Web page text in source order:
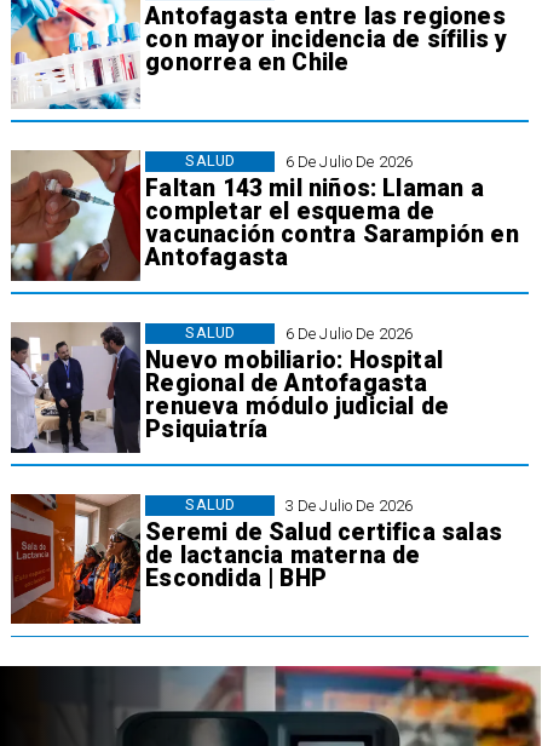
Antofagasta entre las regiones
con mayor incidencia de sífilis y
gonorrea en Chile
6 De Julio De 2026
Faltan 143 mil niños: Llaman a
completar el esquema de
vacunación contra Sarampión en
Antofagasta
SALUD
6 De Julio De 2026
Nuevo mobiliario: Hospital
Regional de Antofagasta
renueva módulo judicial de
Psiquiatría
SALUD
3 De Julio De 2026
Seremi de Salud certifica salas
de lactancia materna de
Escondida | BHP
SALUD